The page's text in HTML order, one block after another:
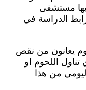
مستشفى
ب12 ( ستجد رابط الدراسة في
يعانون من نقص
تناول اللحوم او
من هذا